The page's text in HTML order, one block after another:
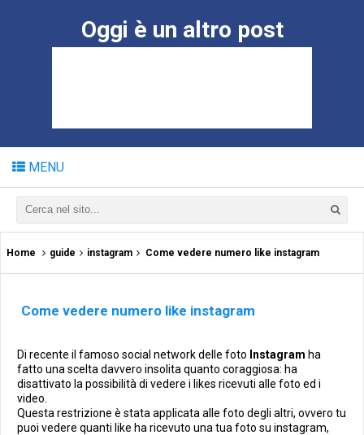
Oggi è un altro post
MENU
Home guide instagram Come vedere numero like instagram
Come vedere numero like instagram
Di recente il famoso social network delle foto Instagram ha
fatto una scelta davvero insolita quanto coraggiosa: ha
disattivato la possibilità di vedere i likes ricevuti alle foto ed i
video.
Questa restrizione è stata applicata alle foto degli altri, ovvero tu
puoi vedere quanti like ha ricevuto una tua foto su instagram,